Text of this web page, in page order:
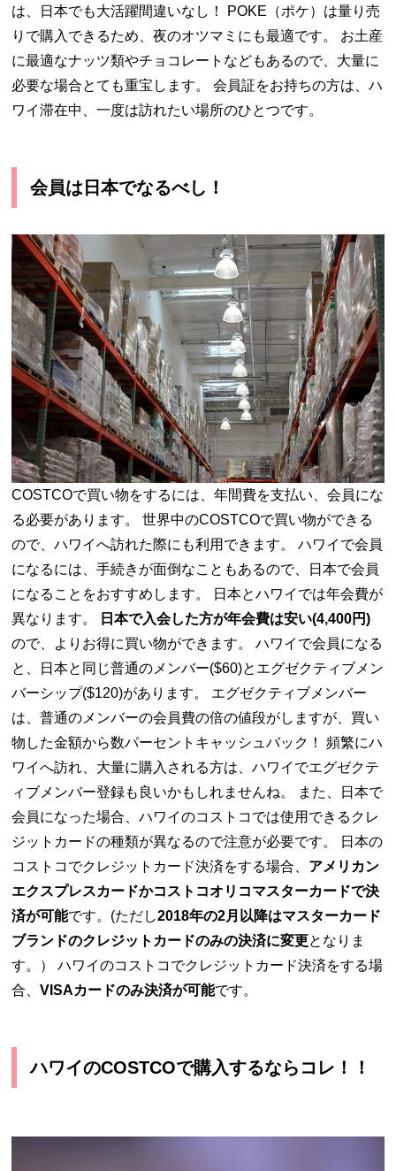
は、日本でも大活躍間違いなし！ POKE（ポケ）は量り売
りで購入できるため、夜のオツマミにも最適です。 お土産
に最適なナッツ類やチョコレートなどもあるので、大量に
必要な場合とても重宝します。 会員証をお持ちの方は、ハ
ワイ滞在中、一度は訪れたい場所のひとつです。
会員は日本でなるべし！
COSTCOで買い物をするには、年間費を支払い、会員にな
る必要があります。 世界中のCOSTCOで買い物ができる
ので、ハワイへ訪れた際にも利用できます。 ハワイで会員
になるには、手続きが面倒なこともあるので、日本で会員
になることをおすすめします。 日本とハワイでは年会費が
異なります。
日本で入会した方が年会費は安い(4,400円)
ので、よりお得に買い物ができます。 ハワイで会員になる
と、日本と同じ普通のメンバー($60)とエグゼクティブメン
バーシップ($120)があります。 エグゼクティブメンバー
は、普通のメンバーの会員費の倍の値段がしますが、買い
物した金額から数パーセントキャッシュバック！ 頻繁にハ
ワイへ訪れ、大量に購入される方は、ハワイでエグゼクテ
ィブメンバー登録も良いかもしれませんね。 また、日本で
会員になった場合、ハワイのコストコでは使用できるクレ
ジットカードの種類が異なるので注意が必要です。 日本の
コストコでクレジットカード決済をする場合、 アメリカン
エクスプレスカードかコストコオリコマスターカードで決
済が可能です。(ただし2018年の2月以降はマスターカード
ブランドのクレジットカードのみの決済に変更となりま
す。） ハワイのコストコでクレジットカード決済をする場
合、VISAカードのみ決済が可能です。
ハワイのCOSTCOで購入するならコレ！！